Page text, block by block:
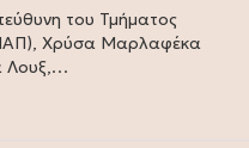
του Τμήματος
Χρύσα Μαρλαφέκα
Λουξ,…